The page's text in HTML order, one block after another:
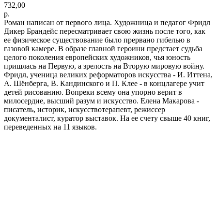
732,00
р.
Роман написан от первого лица. Художница и педагог Фридл
Дикер Брандейс пересматривает свою жизнь после того, как
ее физическое существование было прервано гибелью в
газовой камере. В образе главной героини предстает судьба
целого поколения европейских художников, чья юность
пришлась на Первую, а зрелость на Вторую мировую войну.
Фридл, ученица великих реформаторов искусства - И. Иттена,
А. Шёнберга, В. Кандинского и П. Клее - в концлагере учит
детей рисованию. Вопреки всему она упорно верит в
милосердие, высший разум и искусство. Елена Макарова -
писатель, историк, искусствотерапевт, режиссер
документалист, куратор выставок. На ее счету свыше 40 книг,
переведенных на 11 языков.